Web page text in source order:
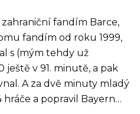
fandím Barce,
fandím od roku 1999,
s (mým tehdy už
ještě v 91. minutě, a pak
A za dvě minuty mladý
hráče a popravil Bayern…